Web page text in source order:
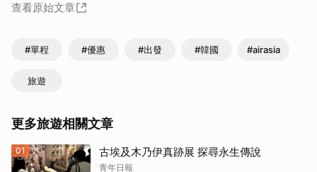
查看原始文章
#單程 #優惠 #出發 #韓國 #airasia
旅遊
更多旅遊相關文章
01 古埃及木乃伊真跡展 探尋永生傳說
青年日報